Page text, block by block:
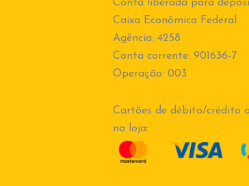
Conta liberada para
Caixa Econômica Federal
Agência: 4258
Conta corrente: 901636-7
Operação: 003
Cartões de débito/crédito
na loja: